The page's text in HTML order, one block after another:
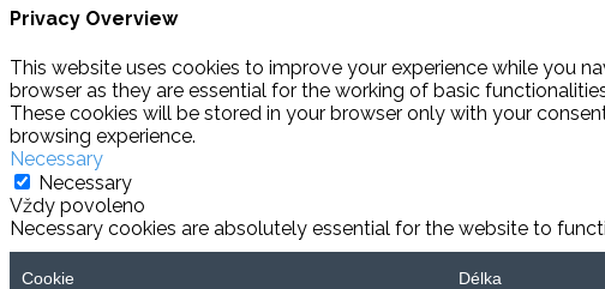
Privacy Overview
This website uses cookies to improve your experience while you
browser as they are essential for the working of basic
These cookies will be stored in your browser only with your
browsing experience.
Necessary
Necessary
Vždy povoleno
Necessary cookies are absolutely essential for the website to
Cookie Délka